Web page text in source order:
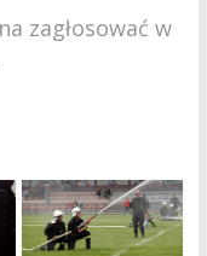
zagłosować w